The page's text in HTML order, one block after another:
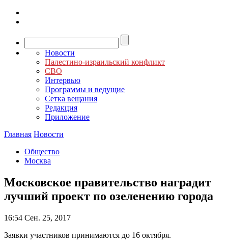
Новости
Палестино-израильский конфликт
СВО
Интервью
Программы и ведущие
Сетка вещания
Редакция
Приложение
Главная Новости
Общество
Москва
Московское правительство наградит
лучший проект по озеленению города
16:54 Сен. 25, 2017
Заявки участников принимаются до 16 октября.